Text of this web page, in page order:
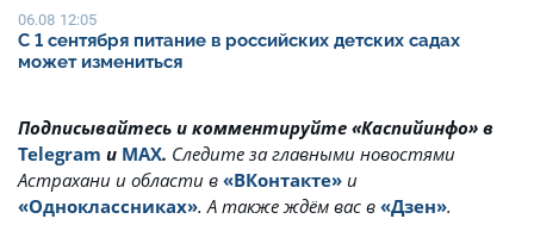
06.08 12:05
С 1 сентября питание в российских детских садах
может измениться
Подписывайтесь и комментируйте «Каспийинфо» в
Telegram и MAX. Cледите за главными новостями
Астрахани и области в «ВКонтакте» и
«Одноклассниках». А также ждём вас в «Дзен».